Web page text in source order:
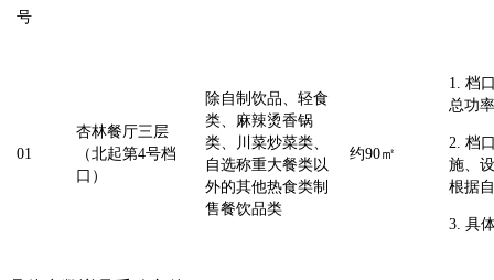
号
01
杏林餐厅三层
（北起第4号档
口）
除自制饮品、轻食
类、麻辣烫香锅
类、川菜炒菜类、
自选称重大餐类以
外的其他热食类制
售餐饮品类
约90㎡
1. 档
总功
2. 档
施、
根据
3. 具